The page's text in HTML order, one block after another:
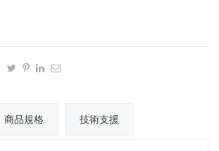
商品規格 技術支援